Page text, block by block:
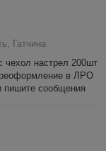
Гатчина
чехол настрел 200шт
в ЛРО
пишите сообщения